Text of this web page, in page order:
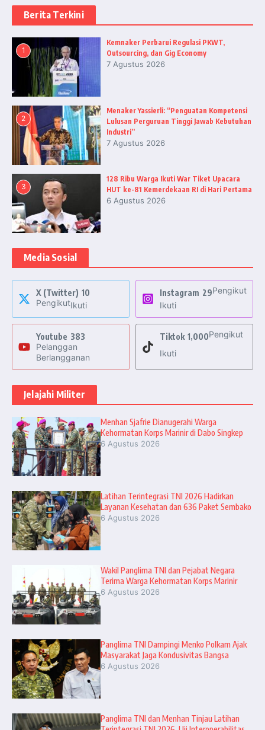
Berita Terkini
1
Kemnaker Perbarui Regulasi PKWT,
Outsourcing, dan Gig Economy
7 Agustus 2026
2
Menaker Yassierli: “Penguatan Kompetensi
Lulusan Perguruan Tinggi Jawab Kebutuhan
Industri”
7 Agustus 2026
3
128 Ribu Warga Ikuti War Tiket Upacara
HUT ke-81 Kemerdekaan RI di Hari Pertama
6 Agustus 2026
Media Sosial
X (Twitter) 10
PengikutIkuti
Instagram 29Pengikut
Ikuti
Youtube 383
Pelanggan
Berlangganan
Tiktok 1,000Pengikut
Ikuti
Jelajahi Militer
Menhan Sjafrie Dianugerahi Warga
Kehormatan Korps Marinir di Dabo Singkep
6 Agustus 2026
Latihan Terintegrasi TNI 2026 Hadirkan
Layanan Kesehatan dan 636 Paket Sembako
6 Agustus 2026
Wakil Panglima TNI dan Pejabat Negara
Terima Warga Kehormatan Korps Marinir
6 Agustus 2026
Panglima TNI Dampingi Menko Polkam Ajak
Masyarakat Jaga Kondusivitas Bangsa
6 Agustus 2026
Panglima TNI dan Menhan Tinjau Latihan